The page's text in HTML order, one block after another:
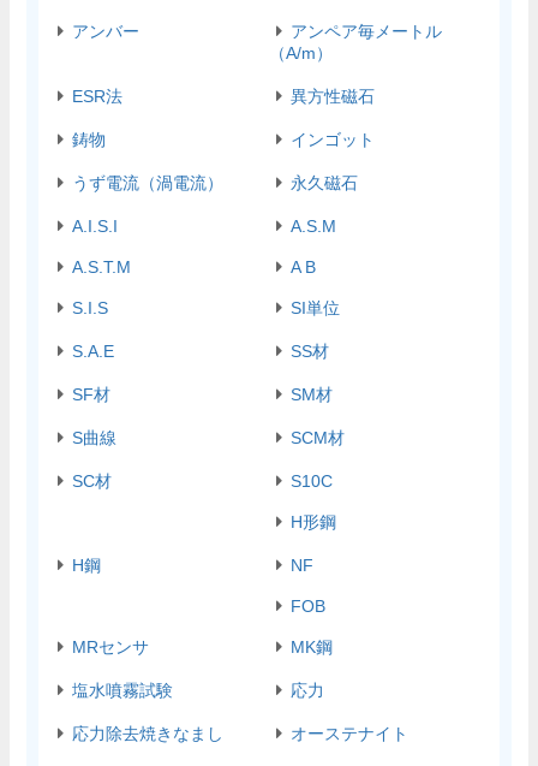
アンバー
アンペア毎メートル
（A/m）
ESR法 異方性磁石
鋳物 インゴット
うず電流（渦電流） 永久磁石
A.I.S.I A.S.M
A.S.T.M A B
S.I.S SI単位
S.A.E SS材
SF材 SM材
S曲線 SCM材
SC材 S10C
H形鋼
H鋼 NF
FOB
MRセンサ MK鋼
塩水噴霧試験 応力
応力除去焼きなまし オーステナイト